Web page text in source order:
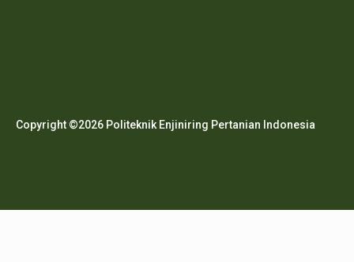
Copyright ©2026 Politeknik Enjiniring Pertanian Indonesia